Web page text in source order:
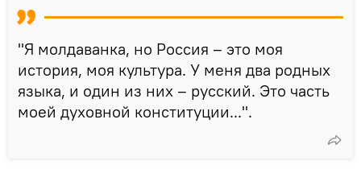
"Я молдаванка, но Россия – это моя
история, моя культура. У меня два родных
языка, и один из них – русский. Это часть
моей духовной конституции...".